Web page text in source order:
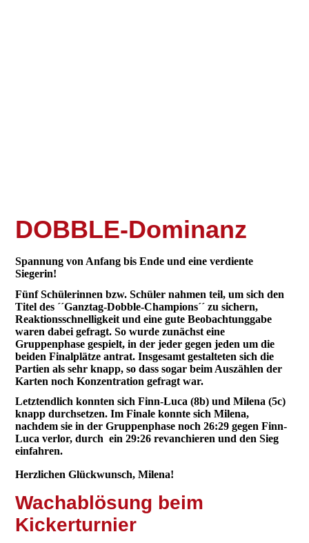
DOBBLE-Dominanz
Spannung von Anfang bis Ende und eine verdiente
Siegerin!
Fünf Schülerinnen bzw. Schüler nahmen teil, um sich den
Titel des ´´Ganztag-Dobble-Champions´´ zu sichern,
Reaktionsschnelligkeit und eine gute Beobachtunggabe
waren dabei gefragt. So wurde zunächst eine
Gruppenphase gespielt, in der jeder gegen jeden um die
beiden Finalplätze antrat. Insgesamt gestalteten sich die
Partien als sehr knapp, so dass sogar beim Auszählen der
Karten noch Konzentration gefragt war.
Letztendlich konnten sich Finn-Luca (8b) und Milena (5c)
knapp durchsetzen. Im Finale konnte sich Milena,
nachdem sie in der Gruppenphase noch 26:29 gegen Finn-
Luca verlor, durch ein 29:26 revanchieren und den Sieg
einfahren.
Herzlichen Glückwunsch, Milena!
Wachablösung beim
Kickerturnier